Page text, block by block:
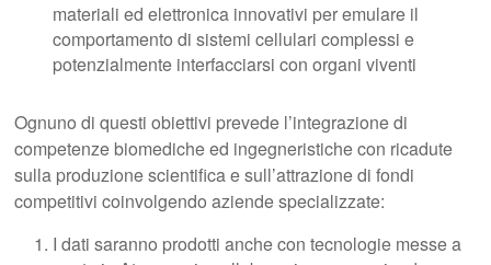
materiali ed elettronica innovativi per emulare il
comportamento di sistemi cellulari complessi e
potenzialmente interfacciarsi con organi viventi
Ognuno di questi obiettivi prevede l’integrazione di
competenze biomediche ed ingegneristiche con ricadute
sulla produzione scientifica e sull’attrazione di fondi
competitivi coinvolgendo aziende specializzate:
I dati saranno prodotti anche con tecnologie messe a